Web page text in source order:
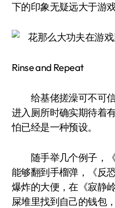
下的印象无疑远大于游
Rinse and Repeat
给基佬搓澡可不可信
进入厕所时确实期待着
怕已经是一种预设。
随手举几个例子，《
能够翻到手榴弹，《反
爆炸的大便，在《寂静
屎堆里找到自己的钱包